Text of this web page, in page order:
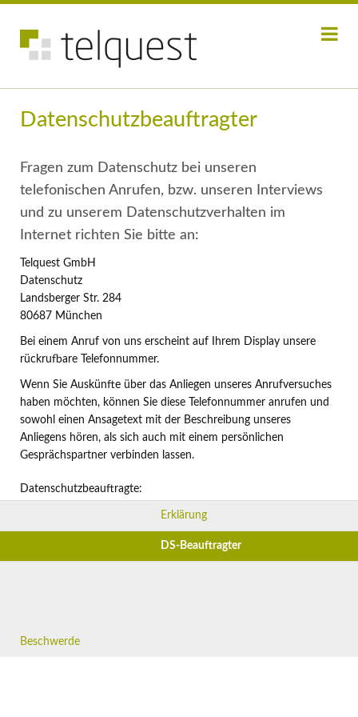
Datenschutz
Erklärung
Beschwerde
Qualität
Jobs
Kontakt
Datenschutzbeauftragter
Fragen zum Datenschutz bei unseren
telefonischen Anrufen, bzw. unseren Interviews
und zu unserem Datenschutzverhalten im
Internet richten Sie bitte an:
Telquest GmbH
Datenschutz
Landsberger Str. 284
80687 München
Bei einem Anruf von uns erscheint auf Ihrem Display unsere
rückrufbare Telefonnummer.
Wenn Sie Auskünfte über das Anliegen unseres Anrufversuches
haben möchten, können Sie diese Telefonnummer anrufen und
sowohl einen Ansagetext mit der Beschreibung unseres
Anliegens hören, als sich auch mit einem persönlichen
Gesprächspartner verbinden lassen.
Datenschutzbeauftragte:
089 5600 2131
Erklärung
DS-Beauftragter
Beschwerde